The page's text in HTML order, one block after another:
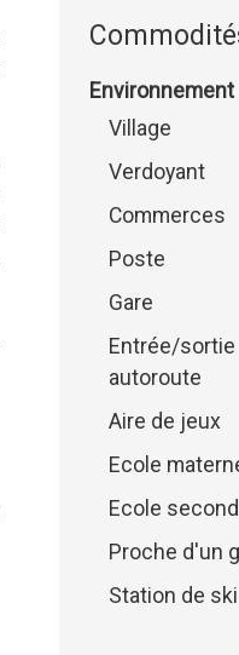
Environnement
Village
Verdoyant
Commerces
Poste
Gare
Entrée/sortie
autoroute
Aire de jeux
Ecole
Ecole
Proche d'un
Station de ski